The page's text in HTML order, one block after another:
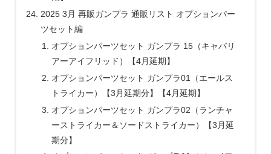
2025 3月 再販ガンプラ 通販リスト オプションパー
ツセット編
オプションパーツセット ガンプラ 15（キャバリ
アーアイフリッド）【4月延期】
オプションパーツセット ガンプラ01（エールス
トライカー）【3月延期分】【4月延期】
オプションパーツセット ガンプラ02（ランチャ
ーストライカー＆ソードストライカー）【3月延
期分】